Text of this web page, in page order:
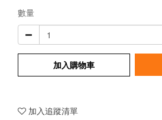
數量
加入購物車
加入追蹤清單